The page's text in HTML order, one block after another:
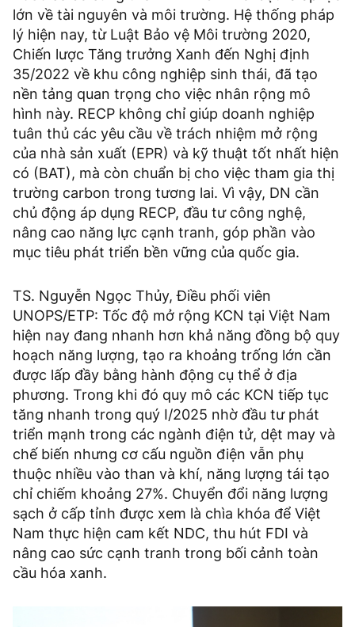
lớn về tài nguyên và môi trường. Hệ thống pháp
lý hiện nay, từ Luật Bảo vệ Môi trường 2020,
Chiến lược Tăng trưởng Xanh đến Nghị định
35/2022 về khu công nghiệp sinh thái, đã tạo
nền tảng quan trọng cho việc nhân rộng mô
hình này. RECP không chỉ giúp doanh nghiệp
tuân thủ các yêu cầu về trách nhiệm mở rộng
của nhà sản xuất (EPR) và kỹ thuật tốt nhất hiện
có (BAT), mà còn chuẩn bị cho việc tham gia thị
trường carbon trong tương lai. Vì vậy, DN cần
chủ động áp dụng RECP, đầu tư công nghệ,
nâng cao năng lực cạnh tranh, góp phần vào
mục tiêu phát triển bền vững của quốc gia.
TS. Nguyễn Ngọc Thủy, Điều phối viên
UNOPS/ETP: Tốc độ mở rộng KCN tại Việt Nam
hiện nay đang nhanh hơn khả năng đồng bộ quy
hoạch năng lượng, tạo ra khoảng trống lớn cần
được lấp đầy bằng hành động cụ thể ở địa
phương. Trong khi đó quy mô các KCN tiếp tục
tăng nhanh trong quý I/2025 nhờ đầu tư phát
triển mạnh trong các ngành điện tử, dệt may và
chế biến nhưng cơ cấu nguồn điện vẫn phụ
thuộc nhiều vào than và khí, năng lượng tái tạo
chỉ chiếm khoảng 27%. Chuyển đổi năng lượng
sạch ở cấp tỉnh được xem là chìa khóa để Việt
Nam thực hiện cam kết NDC, thu hút FDI và
nâng cao sức cạnh tranh trong bối cảnh toàn
cầu hóa xanh.